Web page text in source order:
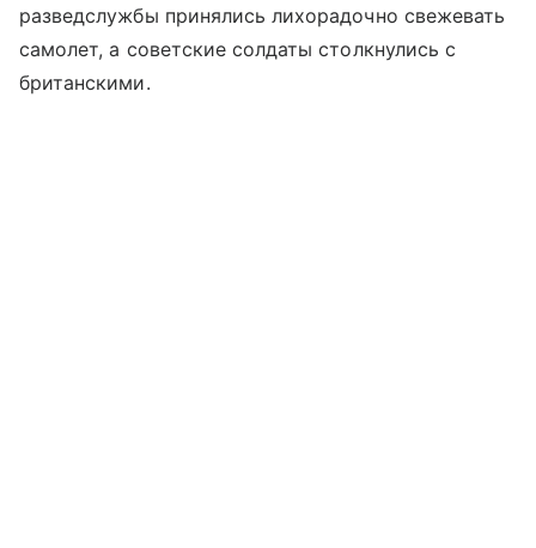
разведслужбы принялись лихорадочно свежевать
самолет, а советские солдаты столкнулись с
британскими.